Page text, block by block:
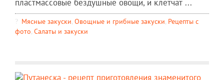
пластмассовые бездушные овощи, и клетчат ...
Мясные закуски, Овощные и грибные закуски, Рецепты c
фото, Салаты и закуски